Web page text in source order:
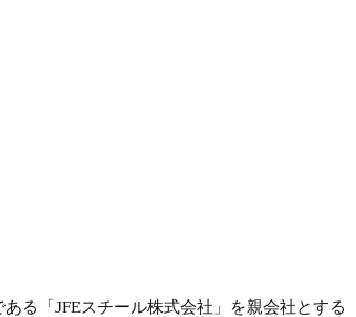
る「JFEスチール株式会社」を親会社とする